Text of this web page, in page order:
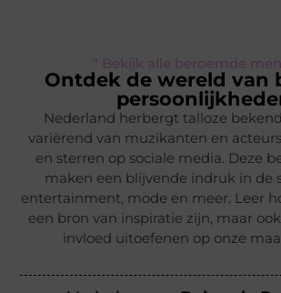
" Bekijk alle beroemde
Ontdek de wereld van
Nederland herbergt talloze
variërend van muzikanten en
en sterren op sociale media. Deze
maken een blijvende indruk in de
entertainment, mode en meer. Leer
een bron van inspiratie zijn, maar
invloed uitoefenen op onze